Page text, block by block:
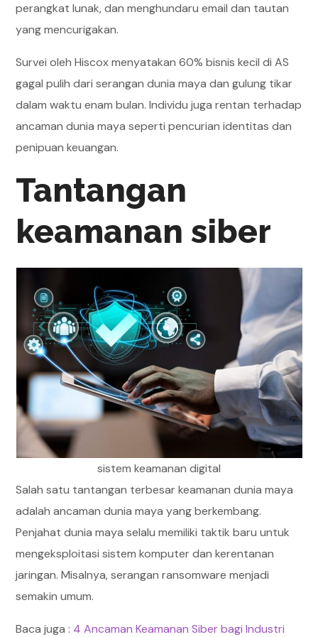
perangkat lunak, dan menghundaru email dan tautan
yang mencurigakan.
Survei oleh Hiscox menyatakan 60% bisnis kecil di AS
gagal pulih dari serangan dunia maya dan gulung tikar
dalam waktu enam bulan. Individu juga rentan terhadap
ancaman dunia maya seperti pencurian identitas dan
penipuan keuangan.
Tantangan
keamanan siber
sistem keamanan digital
Salah satu tantangan terbesar keamanan dunia maya
adalah ancaman dunia maya yang berkembang.
Penjahat dunia maya selalu memiliki taktik baru untuk
mengeksploitasi sistem komputer dan kerentanan
jaringan. Misalnya, serangan ransomware menjadi
semakin umum.
Baca juga : 4 Ancaman Keamanan Siber bagi Industri